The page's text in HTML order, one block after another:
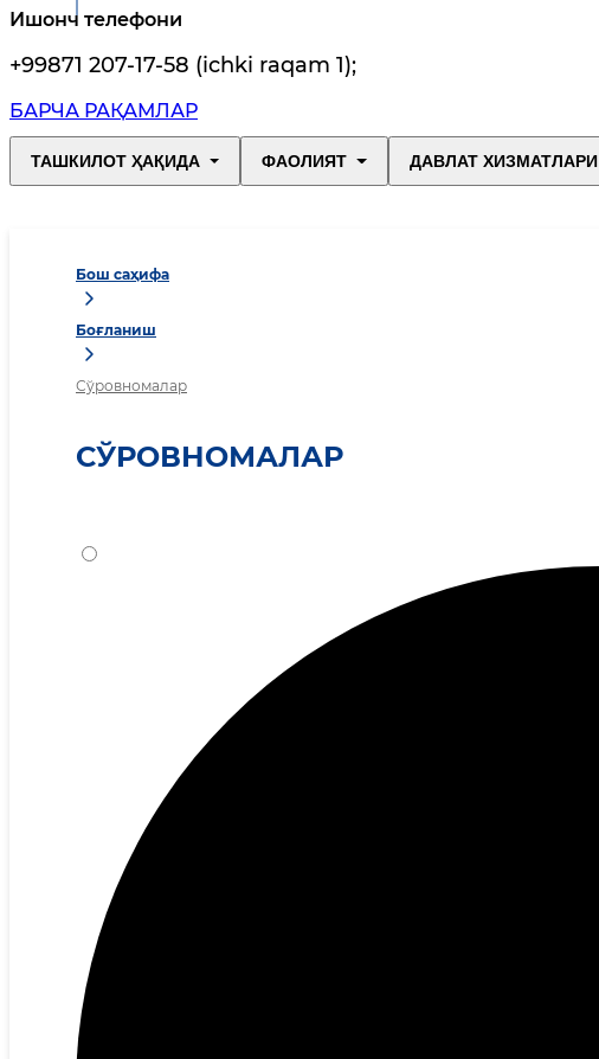
Ишонч телефони
+99871 207-17-58 (ichki raqam 1);
БАРЧА РАҚАМЛАР
ТАШКИЛОТ ҲАҚИДА ФАОЛИЯТ ДАВЛАТ ХИЗМАТЛАРИ
Бош саҳифа
Боғланиш
Сўровномалар
СЎРОВНОМАЛАР